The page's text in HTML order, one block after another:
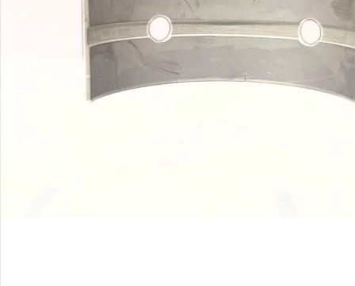
Klientu Diena
Novatec - izcils mēslošanai arī
sezonas otrajā pusē!
Piedāvājums ābeļdārziem